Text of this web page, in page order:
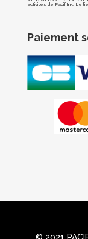
activités de Pacif'Ink. Le
Paiement